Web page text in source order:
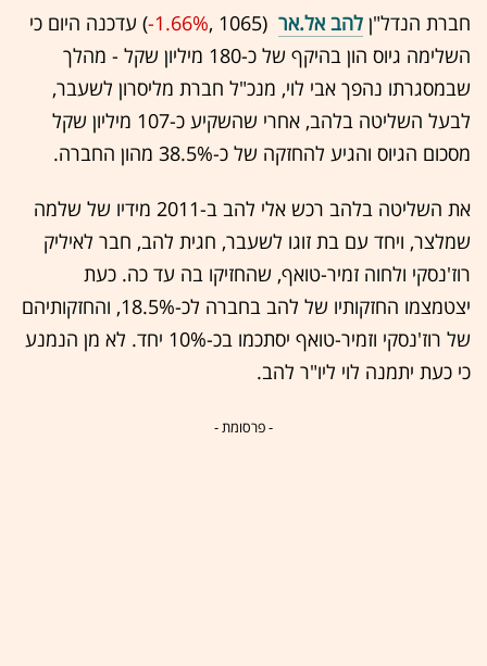
חברת הנדל"ן להב אל.אר (1065 ,‎
-1.66%‏) עדכנה היום כי
השלימה גיוס הון בהיקף של כ-180 מיליון שקל - מהלך
שבמסגרתו נהפך אבי לוי, מנכ"ל חברת מליסרון לשעבר,
לבעל השליטה בלהב, אחרי שהשקיע כ-107 מיליון שקל
מסכום הגיוס והגיע להחזקה של כ-38.5% מהון החברה.
את השליטה בלהב רכש אלי להב ב-2011 מידיו של שלמה
שמלצר, ויחד עם בת זוגו לשעבר, חגית להב, חבר לאיליק
רוז'נסקי ולחוה זמיר-טואף, שהחזיקו בה עד כה. כעת
יצטמצמו החזקותיו של להב בחברה לכ-18.5%, והחזקותיהם
של רוז'נסקי וזמיר-טואף יסתכמו בכ-10% יחד. לא מן הנמנע
כי כעת יתמנה לוי ליו"ר להב.
- פרסומת -